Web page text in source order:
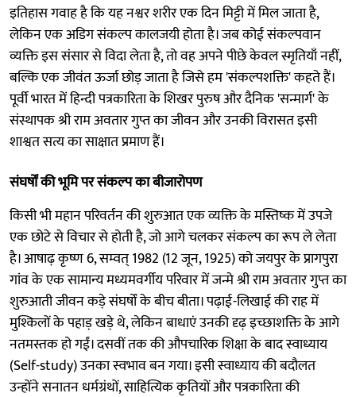
इतिहास गवाह है कि यह नश्वर शरीर एक दिन मिट्टी में मिल जाता है,
लेकिन एक अडिग संकल्प कालजयी होता है। जब कोई संकल्पवान
व्यक्ति इस संसार से विदा लेता है, तो वह अपने पीछे केवल स्मृतियाँ नहीं,
बल्कि एक जीवंत ऊर्जा छोड़ जाता है जिसे हम 'संकल्पशक्ति' कहते हैं।
पूर्वी भारत में हिन्दी पत्रकारिता के शिखर पुरुष और दैनिक 'सन्मार्ग' के
संस्थापक श्री राम अवतार गुप्त का जीवन और उनकी विरासत इसी
शाश्वत सत्य का साक्षात प्रमाण हैं।
संघर्षों की भूमि पर संकल्प का बीजारोपण
किसी भी महान परिवर्तन की शुरुआत एक व्यक्ति के मस्तिष्क में उपजे
एक छोटे से विचार से होती है, जो आगे चलकर संकल्प का रूप ले लेता
है। आषाढ़ कृष्ण 6, सम्वत् 1982 (12 जून, 1925) को जयपुर के प्रागपुरा
गांव के एक सामान्य मध्यमवर्गीय परिवार में जन्मे श्री राम अवतार गुप्त का
शुरुआती जीवन कड़े संघर्षों के बीच बीता। पढ़ाई-लिखाई की राह में
मुश्किलों के पहाड़ खड़े थे, लेकिन बाधाएं उनकी दृढ़ इच्छाशक्ति के आगे
नतमस्तक हो गईं। दसवीं तक की औपचारिक शिक्षा के बाद स्वाध्याय
(Self-study) उनका स्वभाव बन गया। इसी स्वाध्याय की बदौलत
उन्होंने सनातन धर्मग्रंथों, साहित्यिक कृतियों और पत्रकारिता की